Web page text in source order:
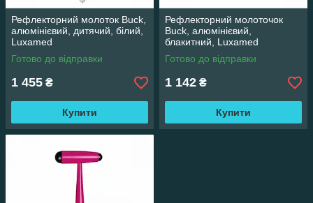
Рефлекторний молоток Buck,
алюмінієвий, дитячий, білий,
Luxamed
Готово до відправки
1 455 ₴
Купити
Рефлекторний молоточок
Buck, алюмінієвий,
блакитний, Luxamed
Готово до відправки
1 142 ₴
Купити